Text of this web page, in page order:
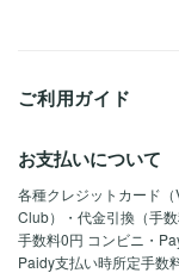
ご利用ガイド
お支払いについて
各種クレジットカード
Club）・代金引換（手
手数料0円 コンビニ・
Paidy支払い時所定手数